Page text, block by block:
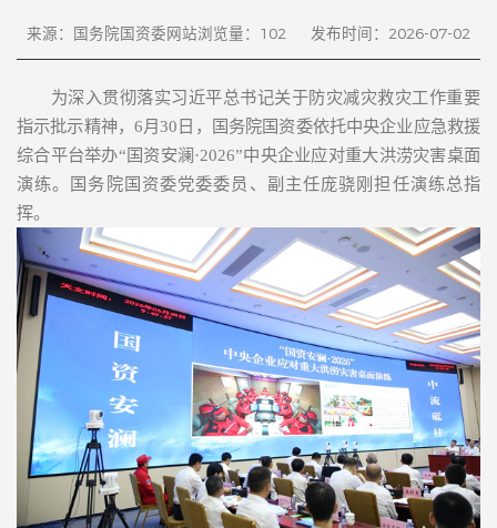
来源：国务院国资委网站浏览量： 102 发布时间：2026-07-02
为深入贯彻落实习近平总书记关于防灾减灾救灾工作重要
指示批示精神，6月30日，国务院国资委依托中央企业应急救援
综合平台举办“国资安澜·2026”中央企业应对重大洪涝灾害桌面
演练。国务院国资委党委委员、副主任庞骁刚担任演练总指
挥。